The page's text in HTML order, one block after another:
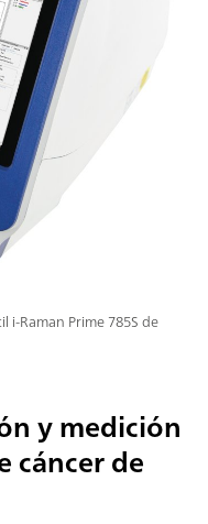
Raman Prime 785S de
y medición
cáncer de